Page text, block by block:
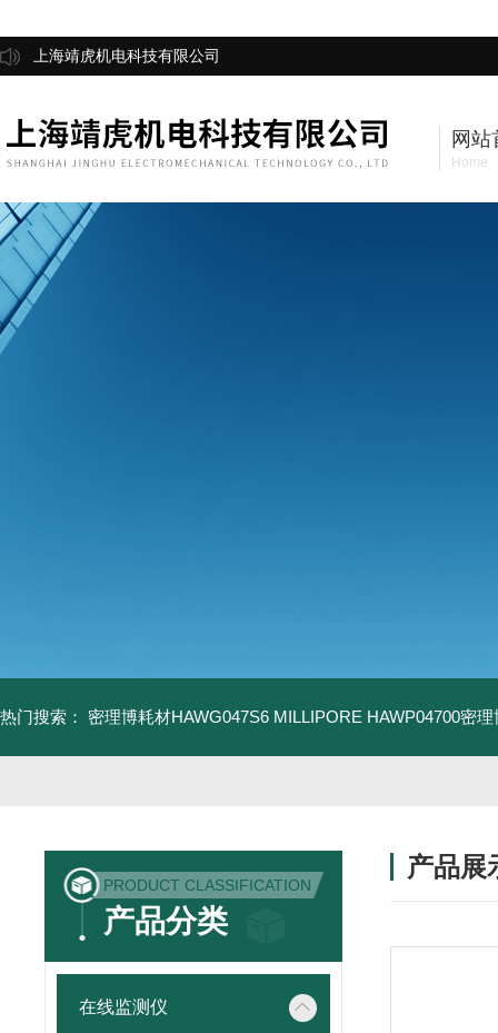
上海靖虎机电科技有限公司
网站
Home
热门搜索： 密理博耗材HAWG047S6 MILLIPORE HAWP04700密
PRODUCT CLASSIFICATION
产品分类
在线监测仪
产品展